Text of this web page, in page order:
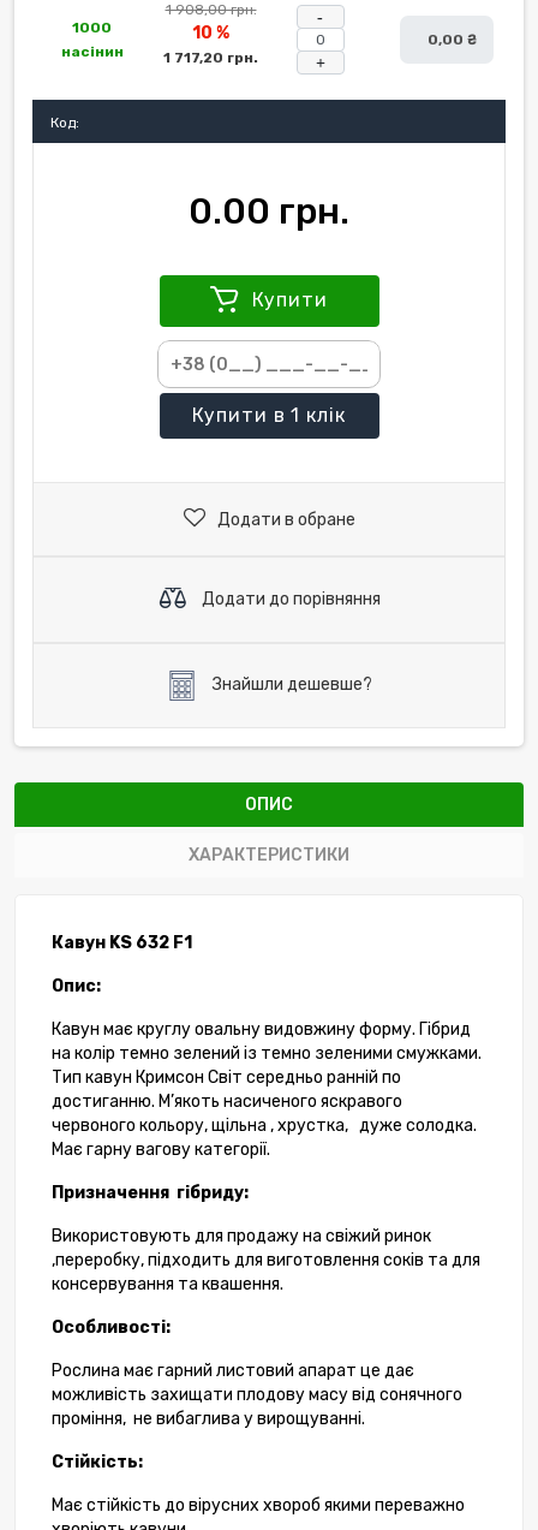
1000
насінин
1 908,00 грн.
10 %
1 717,20 грн. +
0,00 ₴
Код:
0.00 грн.
Купити
Купити в 1 клік
Додати в обране
Додати до порівняння
Знайшли дешевше?
ОПИС
ХАРАКТЕРИСТИКИ
Кавун KS 632 F1
Опис:
Кавун має круглу овальну видовжину форму. Гібрид
на колір темно зелений із темно зеленими смужками.
Тип кавун Кримсон Світ середньо ранній по
достиганню. М’якоть насиченого яскравого
червоного кольору, щільна , хрустка, дуже солодка.
Має гарну вагову категорії.
Призначення гібриду:
Використовують для продажу на свіжий ринок
,переробку, підходить для виготовлення соків та для
консервування та квашення.
Особливості:
Рослина має гарний листовий апарат це дає
можливість захищати плодову масу від сонячного
проміння, не вибаглива у вирощуванні.
Стійкість:
Має стійкість до вірусних хвороб якими переважно